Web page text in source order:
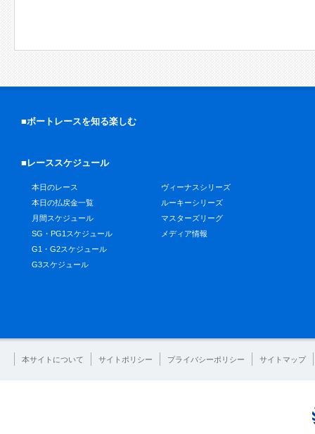
■ボートレースを知る楽しむ
■レーススケジュール
本日のレース
本日の払戻金一覧
月間スケジュール
SG・PG1スケジュール
G1・G2スケジュール
G3スケジュール
ヴィーナスシリーズ
ルーキーシリーズ
マスターズリーグ
メディア情報
本サイトについて サイトポリシー プライバシーポリシー サイトマップ